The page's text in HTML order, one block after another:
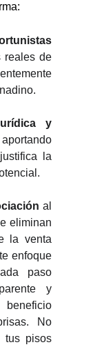
reales de
y
la
al
eliminan
la venta
enfoque
paso
y
No
tus pisos